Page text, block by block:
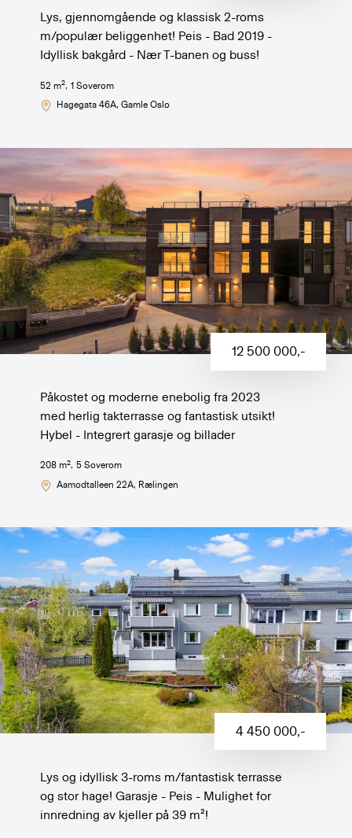
Lys, gjennomgående og klassisk 2-roms
m/populær beliggenhet! Peis - Bad 2019 -
Idyllisk bakgård - Nær T-banen og buss!
52 m2, 1 Soverom
Hagegata 46A, Gamle Oslo
12 500 000,-
Påkostet og moderne enebolig fra 2023
med herlig takterrasse og fantastisk utsikt!
Hybel - Integrert garasje og billader
208 m2, 5Soverom
Aamodtalleen 22A, Rælingen
4 450 000,-
Lys og idyllisk 3-roms m/fantastisk terrasse
og stor hage! Garasje - Peis - Mulighet for
innredning av kjeller på 39 m²!